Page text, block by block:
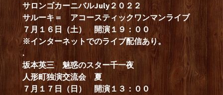
サロンゴカーニバルJuly２０２２
サルーキ＝ アコースティックワンマンライブ
７月１６日（土） 開演１９：００
※インターネットでのライブ配信あり。
.
坂本英三 魅惑のスター千一夜
人形町独演交流会 夏
７月１７日（日） 開演１３：００